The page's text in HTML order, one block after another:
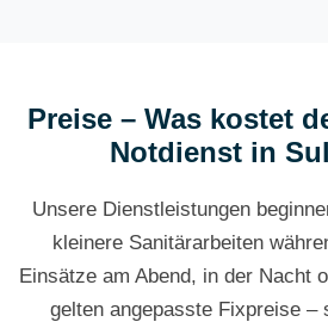
Preise – Was kostet
Notdienst in
Unsere Dienstleistungen
kleinere Sanitärarbeiten
Einsätze am Abend, in der Nacht
gelten angepasste Fixpreise –